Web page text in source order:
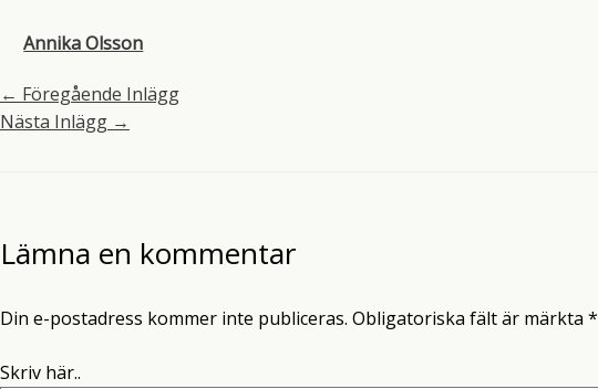
Annika Olsson
← Föregående Inlägg
Nästa Inlägg →
Lämna en kommentar
Din e-postadress kommer inte publiceras. Obligatoriska fält är märkta *
Skriv här..